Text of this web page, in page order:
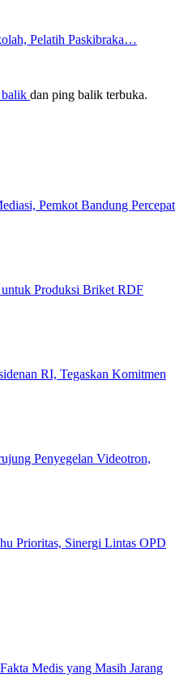
Pelatih Paskibraka…
dan ping balik terbuka.
Pemkot Bandung Percepat
Produksi Briket RDF
RI, Tegaskan Komitmen
Penyegelan Videotron,
Prioritas, Sinergi Lintas OPD
Medis yang Masih Jarang